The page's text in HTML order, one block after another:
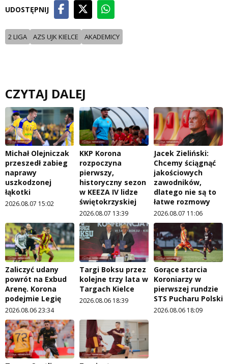
UDOSTĘPNIJ
2 LIGA AZS UJK KIELCE AKADEMICY
CZYTAJ DALEJ
Michał Olejniczak
przeszedł zabieg
naprawy
uszkodzonej
łąkotki
2026.08.07 15:02
KKP Korona
rozpoczyna
pierwszy,
historyczny sezon
w KEEZA IV lidze
świętokrzyskiej
2026.08.07 13:39
Jacek Zieliński:
Chcemy ściągnąć
jakościowych
zawodników,
dlatego nie są to
łatwe rozmowy
2026.08.07 11:06
Zaliczyć udany
powrót na Exbud
Arenę. Korona
podejmie Legię
2026.08.06 23:34
Targi Boksu przez
kolejne trzy lata w
Targach Kielce
2026.08.06 18:39
Gorące starcia
Koroniarzy w
pierwszej rundzie
STS Pucharu Polski
2026.08.06 18:09